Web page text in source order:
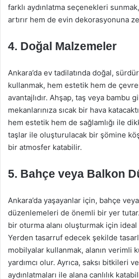
farklı aydınlatma seçenekleri
artırır hem de evin dekorasyonuna
4. Doğal Malzemeler
Ankara’da ev tadilatında doğal,
kullanmak, hem estetik hem de
avantajlıdır. Ahşap, taş veya bambu
mekanlarınıza sıcak bir hava
hem estetik hem de sağlamlığı ile
taşlar ile oluşturulacak bir şömine
bir atmosfer katabilir.
5. Bahçe veya Balkon
Ankara’da yaşayanlar için, bahçe
düzenlemeleri de önemli bir yer
bir oturma alanı oluşturmak için ideal
Yerden tasarruf edecek şekilde
mobilyalar kullanmak, alanın verimli
yardımcı olur. Ayrıca, saksı bitkileri
aydınlatmaları ile alana canlılık